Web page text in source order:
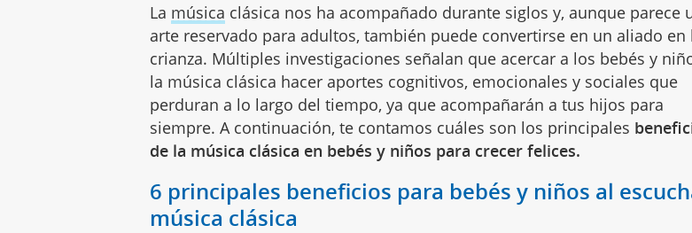
La música clásica nos ha acompañado durante siglos y, aunque parece
arte reservado para adultos, también puede convertirse en un aliado en
crianza. Múltiples investigaciones señalan que acercar a los bebés y
la música clásica hacer aportes cognitivos, emocionales y sociales que
perduran a lo largo del tiempo, ya que acompañarán a tus hijos para
siempre. A continuación, te contamos cuáles son los principales
de la música clásica en bebés y niños para crecer felices.
6 principales beneficios para bebés y niños al
música clásica